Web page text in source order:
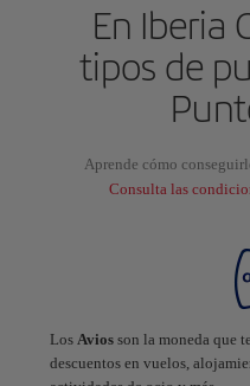
En Iberia
tipos de
Aprende cómo
Consulta las
Los Aviosson la moneda que
descuentos en vuelos,